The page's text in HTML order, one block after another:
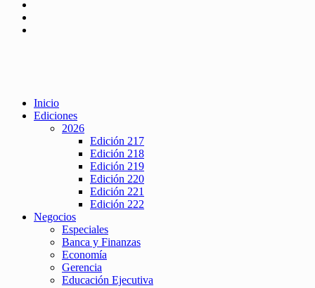
Inicio
Ediciones
2026
Edición 217
Edición 218
Edición 219
Edición 220
Edición 221
Edición 222
Negocios
Especiales
Banca y Finanzas
Economía
Gerencia
Educación Ejecutiva